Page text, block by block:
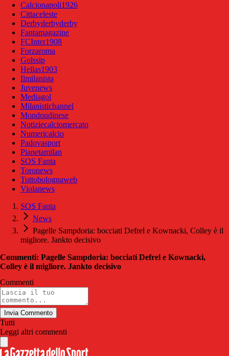
Calcionapoli1926
Cittaceleste
Derbyderbyderby
Fantamagazine
FCInter1908
Forzaroma
Golssip
Hellas1903
Ilmilanista
Juvenews
Mediagol
Milanistichannel
Mondoudinese
Notiziecalciomercato
Numericalcio
Padovasport
Pianetamilan
SOS Fanta
Toronews
Tuttobolognaweb
Violanews
SOS Fanta
News
Pagelle Sampdoria: bocciati Defrel e Kownacki, Colley è il
migliore. Jankto decisivo
Commenti: Pagelle Sampdoria: bocciati Defrel e Kownacki,
Colley è il migliore. Jankto decisivo
Commenti
Invia Commento
Tutti
Leggi altri commenti